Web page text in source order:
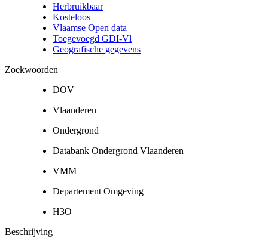
Herbruikbaar
Kosteloos
Vlaamse Open data
Toegevoegd GDI-Vl
Geografische gegevens
Zoekwoorden
DOV
Vlaanderen
Ondergrond
Databank Ondergrond Vlaanderen
VMM
Departement Omgeving
H3O
Beschrijving